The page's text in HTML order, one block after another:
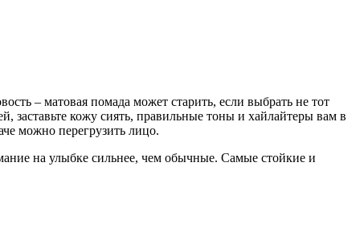
– матовая помада может старить, если выбрать не тот
заставьте кожу сиять, правильные тоны и хайлайтеры вам в
можно перегрузить лицо.
на улыбке сильнее, чем обычные. Самые стойкие и